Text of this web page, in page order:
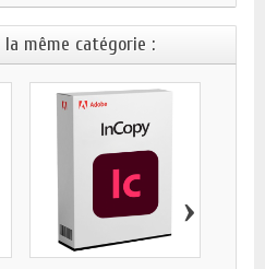
même catégorie :
›